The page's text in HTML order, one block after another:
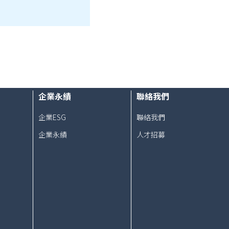
企業永績
企業ESG
企業永績
聯絡我們
聯絡我們
人才招募